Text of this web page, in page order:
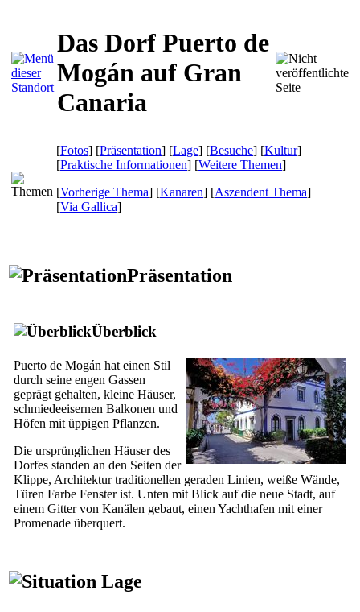
Das Dorf Puerto de
Mogán auf Gran
Canaria
[Fotos] [Präsentation] [Lage] [Besuche] [Kultur]
[Praktische Informationen] [Weitere Themen]
[Vorherige Thema] [Kanaren] [Aszendent Thema]
[Via Gallica]
Präsentation
Überblick
Puerto de Mogán hat einen Stil
durch seine engen Gassen
geprägt gehalten, kleine Häuser,
schmiedeeisernen Balkonen und
Höfen mit üppigen Pflanzen.
Die ursprünglichen Häuser des
Dorfes standen an den Seiten der
Klippe, Architektur traditionellen geraden Linien, weiße Wände,
Türen Farbe Fenster ist. Unten mit Blick auf die neue Stadt, auf
einem Gitter von Kanälen gebaut, einen Yachthafen mit einer
Promenade überquert.
Lage